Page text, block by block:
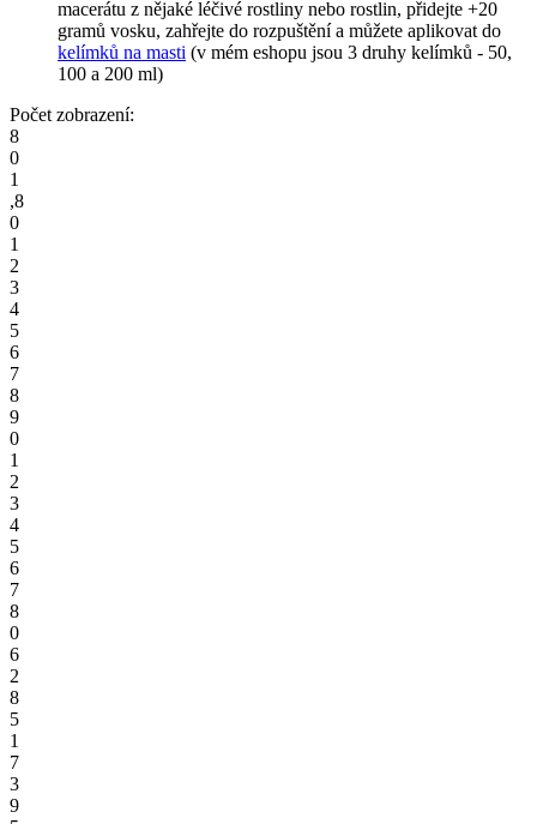
macerátu z nějaké léčivé rostliny nebo rostlin, přidejte +20
gramů vosku, zahřejte do rozpuštění a můžete aplikovat do
kelímků na masti (v mém eshopu jsou 3 druhy kelímků - 50,
100 a 200 ml)
Počet zobrazení:
8
0
1
,8
0
1
2
3
4
5
6
7
8
9
0
1
2
3
4
5
6
7
8
0
6
2
8
5
1
7
3
9